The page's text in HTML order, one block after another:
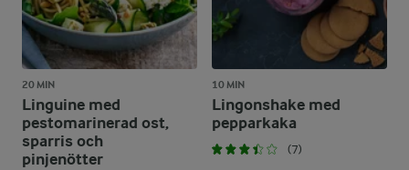
20 MIN
Linguine med
pestomarinerad ost,
sparris och
pinjenötter
10 MIN
Lingonshake med
pepparkaka
(7)